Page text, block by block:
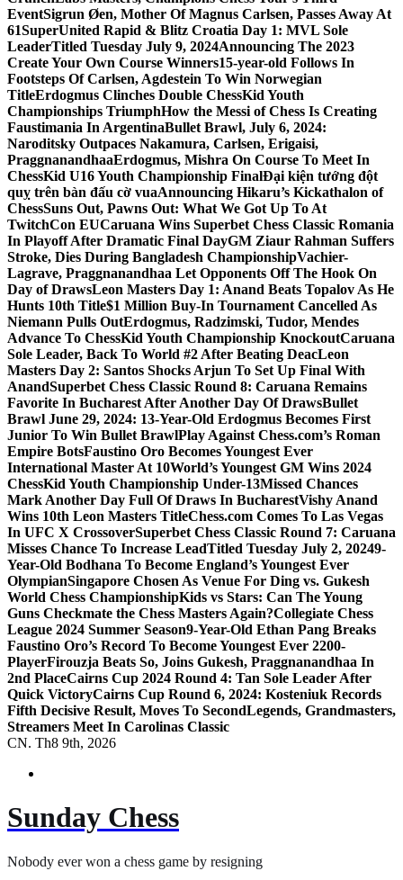
EventSigrun Øen, Mother Of Magnus Carlsen, Passes Away At
61SuperUnited Rapid & Blitz Croatia Day 1: MVL Sole
LeaderTitled Tuesday July 9, 2024Announcing The 2023
Create Your Own Course Winners15-year-old Follows In
Footsteps Of Carlsen, Agdestein To Win Norwegian
TitleErdogmus Clinches Double ChessKid Youth
Championships TriumphHow the Messi of Chess Is Creating
Faustimania In ArgentinaBullet Brawl, July 6, 2024:
Naroditsky Outpaces Nakamura, Carlsen, Erigaisi,
PraggnanandhaaErdogmus, Mishra On Course To Meet In
ChessKid U16 Youth Championship FinalĐại kiện tướng đột
quỵ trên bàn đấu cờ vuaAnnouncing Hikaru’s Kickathalon of
ChessSuns Out, Pawns Out: What We Got Up To At
TwitchCon EUCaruana Wins Superbet Chess Classic Romania
In Playoff After Dramatic Final DayGM Ziaur Rahman Suffers
Stroke, Dies During Bangladesh ChampionshipVachier-
Lagrave, Praggnanandhaa Let Opponents Off The Hook On
Day of DrawsLeon Masters Day 1: Anand Beats Topalov As He
Hunts 10th Title$1 Million Buy-In Tournament Cancelled As
Niemann Pulls OutErdogmus, Radzimski, Tudor, Mendes
Advance To ChessKid Youth Championship KnockoutCaruana
Sole Leader, Back To World #2 After Beating DeacLeon
Masters Day 2: Santos Shocks Arjun To Set Up Final With
AnandSuperbet Chess Classic Round 8: Caruana Remains
Favorite In Bucharest After Another Day Of DrawsBullet
Brawl June 29, 2024: 13-Year-Old Erdogmus Becomes First
Junior To Win Bullet BrawlPlay Against Chess.com’s Roman
Empire BotsFaustino Oro Becomes Youngest Ever
International Master At 10World’s Youngest GM Wins 2024
ChessKid Youth Championship Under-13Missed Chances
Mark Another Day Full Of Draws In BucharestVishy Anand
Wins 10th Leon Masters TitleChess.com Comes To Las Vegas
In UFC X CrossoverSuperbet Chess Classic Round 7: Caruana
Misses Chance To Increase LeadTitled Tuesday July 2, 20249-
Year-Old Bodhana To Become England’s Youngest Ever
OlympianSingapore Chosen As Venue For Ding vs. Gukesh
World Chess ChampionshipKids vs Stars: Can The Young
Guns Checkmate the Chess Masters Again?Collegiate Chess
League 2024 Summer Season9-Year-Old Ethan Pang Breaks
Faustino Oro’s Record To Become Youngest Ever 2200-
PlayerFirouzja Beats So, Joins Gukesh, Praggnanandhaa In
2nd PlaceCairns Cup 2024 Round 4: Tan Sole Leader After
Quick VictoryCairns Cup Round 6, 2024: Kosteniuk Records
Fifth Decisive Result, Moves To SecondLegends, Grandmasters,
Streamers Meet In Carolinas Classic
CN. Th8 9th, 2026
Sunday Chess
Nobody ever won a chess game by resigning